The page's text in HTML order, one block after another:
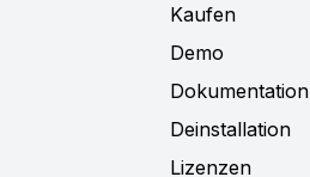
Kaufen
Demo
Dokumentation
Deinstallation
Lizenzen